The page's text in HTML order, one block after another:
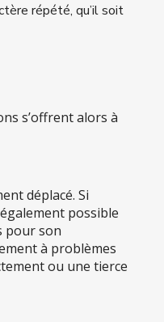
répété, qu’il soit
s’offrent alors à
déplacé. Si
possible
pour son
à problèmes
ou une tierce